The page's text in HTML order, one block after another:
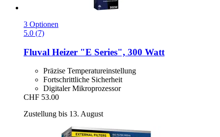
3 Optionen
5.0 (7)
Fluval Heizer "E Series", 300 Watt
Präzise Temperatureinstellung
Fortschrittliche Sicherheit
Digitaler Mikroprozessor
CHF 53.00
Zustellung bis 13. August